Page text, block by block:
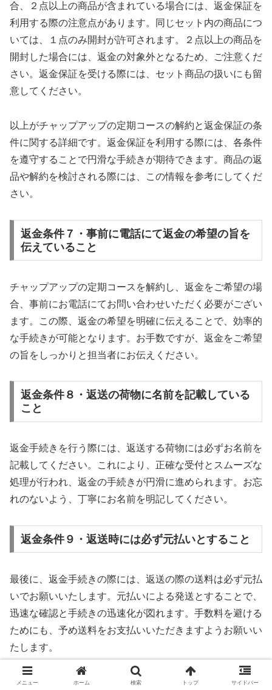
合、２点以上の商品が含まれている場合には、返金保証を
利用する際の注意点があります。同じセット内の商品につ
いては、１点のみ開封が許可されます。２点以上の商品を
開封した場合には、返金の対象外となるため、ご注意くだ
さい。返金保証を受ける際には、セット商品の扱いにも留
意してください。
以上がチャップアップの定期コースの解約と返金保証の条
件に関する詳細です。返金保証を利用する際には、各条件
を遵守することで円滑な手続きが期待できます。商品の返
品や解約を検討される際には、この情報を参考にしてくだ
さい。
返金条件７・事前に電話にて返金の希望の旨を
伝えていること
チャップアップの定期コースを解約し、返金をご希望の場
合、事前にお電話にてお問い合わせいただく必要がござい
ます。この際、返金の希望を明確に伝えることで、効率的
な手続きが可能となります。お手数ですが、返金をご希望
の旨をしっかりと担当者にお伝えください。
返金条件８・返送の荷物に名前を記載している
こと
返金手続きを行う際には、返送する荷物には必ずお名前を
記載してください。これにより、正確な受付とスムーズな
処理が行われ、返金の手続きが円滑に進められます。お忘
れのないよう、丁寧にお名前を明記してください。
返金条件９・返送時には必ず元払いとすること
最後に、返金手続きの際には、返送の際の送料は必ず元払
いでお願いいたします。元払いによる発送とすることで、
迅速な確認と手続きの迅速化が図れます。手数料を避ける
ためにも、予め送料をお支払いいただきますようお願いい
たします。
以上が、チャップアップの定期コースの解約と返金保証の
メニュー ホーム 検索 トップ サイドバー